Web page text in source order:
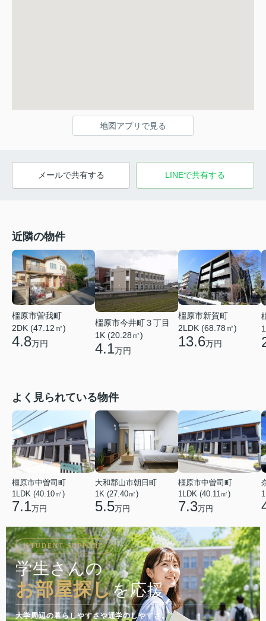
地図アプリで見る
メールで共有する LINEで共有する
近隣の物件
橿原市曽我町
2DK (47.12㎡)
4.8万円
橿原市今井町３丁目
1K (20.28㎡)
4.1万円
橿原市新賀町
2LDK (68.78㎡)
13.6万円
よく見られている物件
橿原市中曽司町
1LDK (40.10㎡)
7.1万円
大和郡山市朝日町
1K (27.40㎡)
5.5万円
橿原市中曽司町
1LDK (40.11㎡)
7.3万円
STUDENT SUPPORT
学生さんの
お部屋探しを応援
大学周辺の暮らしやすさや通学のしやすさ。